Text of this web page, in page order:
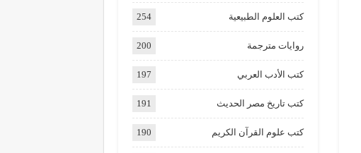
كتب العلوم الطبيعية 254
روايات مترجمة 200
كتب الأدب العربي 197
كتب تاريخ مصر الحديث 191
كتب علوم القرآن الكريم 190